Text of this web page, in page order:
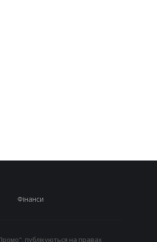
Фінанси
публікуються на правах